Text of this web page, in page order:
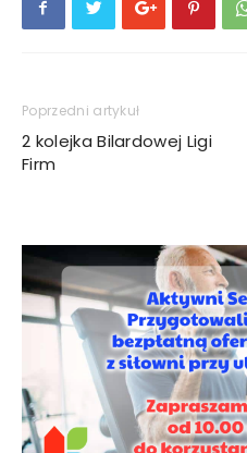
Poprzedni artykuł
2 kolejka Bilardowej Ligi
Firm